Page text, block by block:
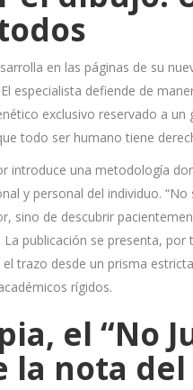
en las páginas de su
especialista defiende de
exclusivo reservado a
todo ser humano tiene
introduce una metodología
y personal del individuo.
sino de descubrir
La publicación se presenta,
trazo desde un prisma
rígidos.
el “No
la nota del